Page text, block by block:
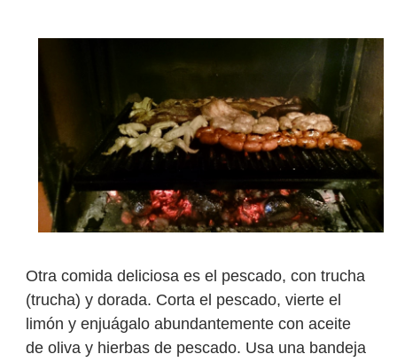
Otra comida deliciosa es el pescado, con trucha
(trucha) y dorada. Corta el pescado, vierte el
limón y enjuágalo abundantemente con aceite
de oliva y hierbas de pescado. Usa una bandeja